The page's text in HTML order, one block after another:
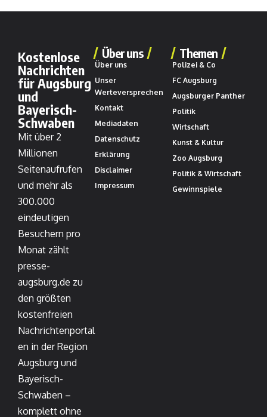
Kostenlose
Nachrichten
für Augsburg
und
Bayerisch-
Schwaben
Mit über 2
Millionen
Seitenaufrufen
und mehr als
300.000
eindeutigen
Besuchern pro
Monat zählt
presse-
augsburg.de zu
den größten
kostenfreien
Nachrichtenportal
en in der Region
Augsburg und
Bayerisch-
Schwaben –
komplett ohne
Über uns
Über uns
Unser
Werteversprechen
Kontakt
Mediadaten
Datenschutz
Erklärung
Disclaimer
Impressum
Themen
Polizei & Co
FC Augsburg
Augsburger Panther
Politik
Wirtschaft
Kunst & Kultur
Zoo Augsburg
Politik & Wirtschaft
Gewinnspiele